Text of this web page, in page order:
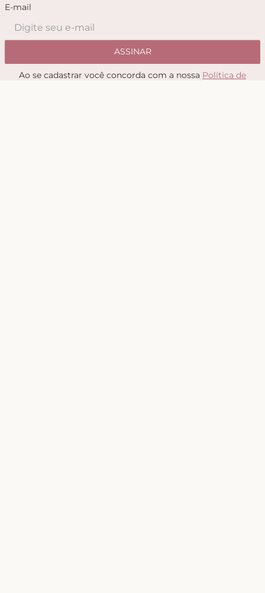
E-mail
ASSINAR
Ao se cadastrar você concorda com a nossa Política de